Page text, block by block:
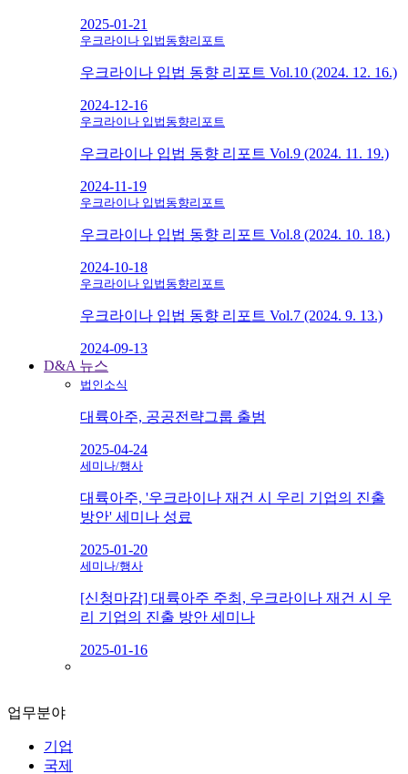
2025-01-21
우크라이나 입법동향리포트
우크라이나 입법 동향 리포트 Vol.10 (2024. 12. 16.)
2024-12-16
우크라이나 입법동향리포트
우크라이나 입법 동향 리포트 Vol.9 (2024. 11. 19.)
2024-11-19
우크라이나 입법동향리포트
우크라이나 입법 동향 리포트 Vol.8 (2024. 10. 18.)
2024-10-18
우크라이나 입법동향리포트
우크라이나 입법 동향 리포트 Vol.7 (2024. 9. 13.)
2024-09-13
D&A 뉴스
법인소식
대륙아주, 공공전략그룹 출범
2025-04-24
세미나/행사
대륙아주, '우크라이나 재건 시 우리 기업의 진출
방안' 세미나 성료
2025-01-20
세미나/행사
[신청마감] 대륙아주 주최, 우크라이나 재건 시 우
리 기업의 진출 방안 세미나
2025-01-16
업무분야
기업
국제